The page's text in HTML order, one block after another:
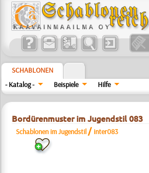
SCHABLONEN
- Katalog -
Beispiele Hilfe
Bordürenmuster im Jugendstil 083
Schablonen im Jugendstil / inter083